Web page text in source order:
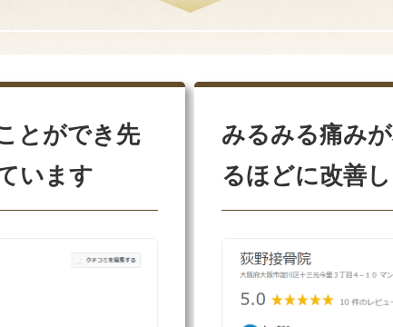
とができ先
います
みるみる痛み
るほどに改善